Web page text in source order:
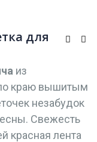
для
из
по краю вышитым
незабудок
Свежесть
красная лента